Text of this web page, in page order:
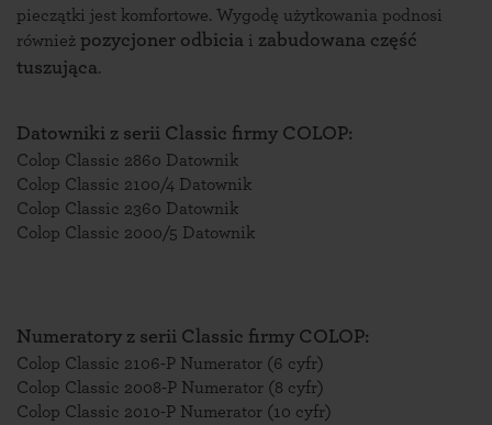
pieczątki jest komfortowe. Wygodę użytkowania podnosi
również pozycjoner odbicia i zabudowana część
tuszująca.
Datowniki z serii Classic firmy COLOP:
Colop Classic 2860 Datownik
Colop Classic 2100/4 Datownik
Colop Classic 2360 Datownik
Colop Classic 2000/5 Datownik
Numeratory z serii Classic firmy COLOP:
Colop Classic 2106-P Numerator (6 cyfr)
Colop Classic 2008-P Numerator (8 cyfr)
Colop Classic 2010-P Numerator (10 cyfr)